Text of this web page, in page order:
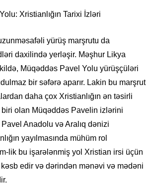
Xristianlığın Tarixi İzləri
yürüş marşrutu da
daxilində yerləşir. Məşhur Likya
Müqəddəs Pavel Yolu yürüşçüləri
bir səfərə aparır. Lakin bu marşrut
daha çox Xristianlığın ən təsirli
olan Müqəddəs Pavelin izlərini
Anadolu və Aralıq dənizi
yayılmasında mühüm rol
lik bu işarələnmiş yol Xristian irsi üçün
edir və dərindən mənəvi və mədəni